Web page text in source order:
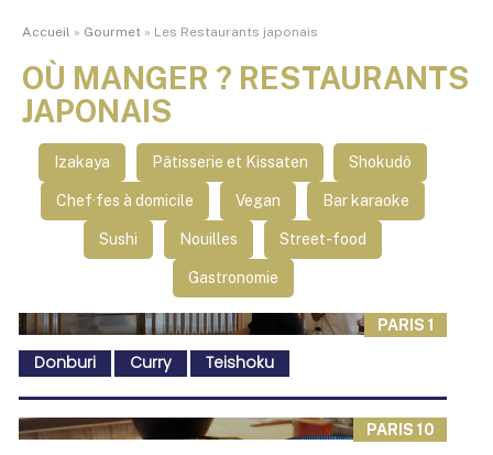
Accueil » Gourmet » Les Restaurants japonais
OÙ MANGER ? RESTAURANTS
JAPONAIS
Izakaya Pâtisserie et Kissaten Shokudô
Chef·fes à domicile Vegan Bar karaoke
Sushi Nouilles Street-food
Gastronomie
PARIS 1
Donburi Curry Teishoku
PARIS 10